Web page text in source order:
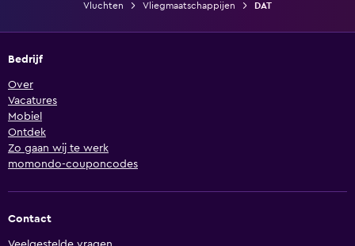
Vluchten Vliegmaatschappijen DAT
Bedrijf
Over
Vacatures
Mobiel
Ontdek
Zo gaan wij te werk
momondo-couponcodes
Contact